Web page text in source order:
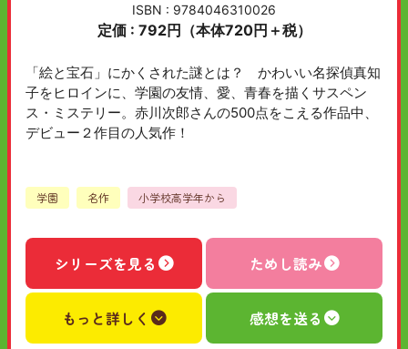
ISBN : 9784046310026
定価 : 792円（本体720円＋税）
「絵と宝石」にかくされた謎とは？ かわいい名探偵真知
子をヒロインに、学園の友情、愛、青春を描くサスペン
ス・ミステリー。赤川次郎さんの500点をこえる作品中、
デビュー２作目の人気作！
学園 名作 小学校高学年から
シリーズを見る ためし読み
もっと詳しく 感想を送る